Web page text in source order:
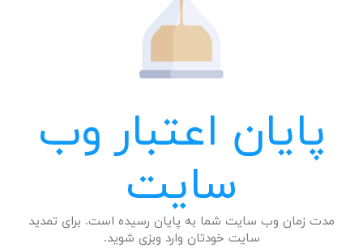
پایان اعتبار وب
سایت
مدت زمان وب سایت شما به پایان رسیده است. برای تمدید
سایت خودتان وارد وبزی شوید.